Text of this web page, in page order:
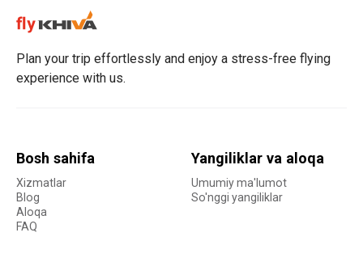
Plan your trip effortlessly and enjoy a stress-free flying
experience with us.
Bosh sahifa
Xizmatlar
Blog
Aloqa
FAQ
Yangiliklar va aloqa
Umumiy ma'lumot
So'nggi yangiliklar